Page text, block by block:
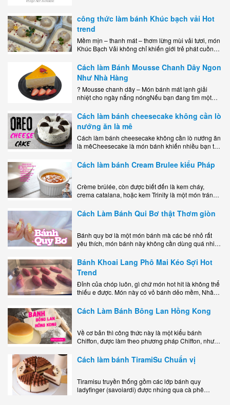
công thức làm bánh Khúc bạch vải Hot
trend
Mềm mịn – thanh mát – thơm lừng mùi vải tươi, món
Khúc Bạch Vải không chỉ khiến giới trẻ phát cuồng
Cách làm Bánh Mousse Chanh Dây Ngon
Như Nhà Hàng
? Mousse chanh dây – Món bánh mát lạnh giải
nhiệt cho ngày nắng nóngNếu bạn đang tìm một
dễ..
Cách làm bánh cheesecake không cần lò
nướng ăn là mê
Cách làm bánh cheesecake không cần lò nướng ăn
là mêCheesecake là món bánh khiến nhiều bạn trẻ
kem..
Cách làm bánh Cream Brulee kiểu Pháp
Crème brûlée, còn được biết đến là kem cháy,
crema catalana, hoặc kem Trinity là một món tráng
lớp..
Cách Làm Bánh Qui Bơ thật Thơm giòn
Bánh quy bơ là một món bánh mà các bé nhỏ rất
yêu thích, món bánh này không cần dùng quá nhiều
Bánh Khoai Lang Phô Mai Kéo Sợi Hot
Trend
Đỉnh của chóp luôn, gì chứ món hot hit là không thể
thiếu e được. Món này có vỏ bánh dẻo mềm, Nhân
Cách Làm Bánh Bông Lan Hồng Kong
Về cơ bản thì công thức này là một kiểu bánh
Chiffon, được làm theo phương pháp Chiffon, nhưng
ngon, làm..
Cách làm bánh TiramiSu Chuẩn vị
Tiramisu truyền thống gồm các lớp bánh quy
ladyfinger (savoiardi) được nhúng qua cà phê